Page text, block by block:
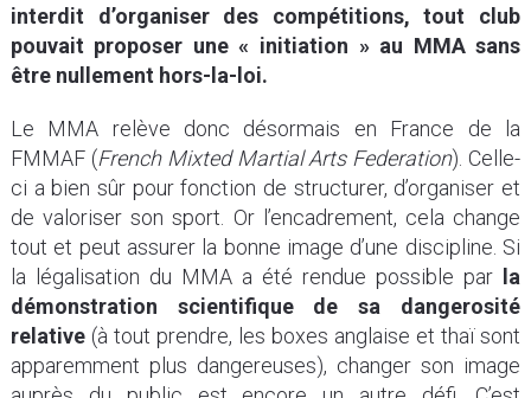
interdit d’organiser des compétitions, tout club
pouvait proposer une « initiation » au MMA sans
être nullement hors-la-loi.
Le MMA relève donc désormais en France de la
FMMAF (French Mixted Martial Arts Federation). Celle-
ci a bien sûr pour fonction de structurer, d’organiser et
de valoriser son sport. Or l’encadrement, cela change
tout et peut assurer la bonne image d’une discipline. Si
la légalisation du MMA a été rendue possible par la
démonstration scientifique de sa dangerosité
relative(à tout prendre, les boxes anglaise et thaï sont
apparemment plus dangereuses), changer son image